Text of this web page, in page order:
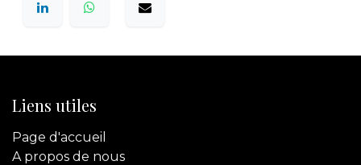
Liens utiles
Page d'accueil
A propos de nous